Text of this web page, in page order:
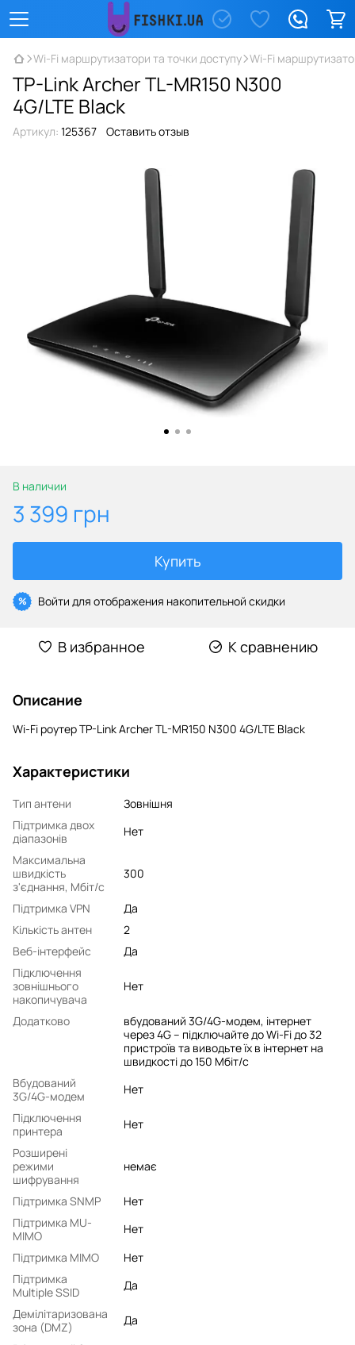
Wi-Fi маршрутизатори та точки доступу Wi-Fi
TP-Link Archer TL-MR150 N300
4G/LTE Black
Артикул: 125367 Оставить отзыв
В наличии
3 399 грн
Купить
% Войти для отображения накопительной скидки
В избранное К сравнению
Описание
Wi-Fi роутер TP-Link Archer TL-MR150 N300 4G/LTE Black
Характеристики
Тип антени
Зовнішня
Підтримка двох
діапазонів
Нет
Максимальна
швидкість
з'єднання, Мбіт/с
300
Підтримка VPN
Да
Кількість антен
2
Веб-інтерфейс
Да
Підключення
зовнішнього
накопичувача
Нет
Додатково
вбудований 3G/4G-модем, інтернет
через 4G – підключайте до Wi-Fi до 32
пристроїв та виводьте їх в інтернет на
швидкості до 150 Мбіт/с
Вбудований
3G/4G-модем
Нет
Підключення
принтера
Нет
Розширені
режими
шифрування
немає
Підтримка SNMP
Нет
Підтримка MU-
MIMO
Нет
Підтримка MIMO
Нет
Підтримка
Multiple SSID
Да
Демілітаризована
зона (DMZ)
Да